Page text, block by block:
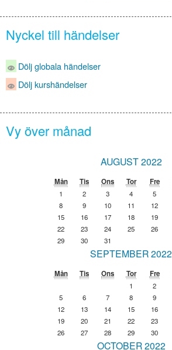
Nyckel till händelser
Dölj globala händelser
Dölj kurshändelser
Vy över månad
AUGUST 2022
Mån Tis Ons Tor Fre
1 2 3 4 5
8
9 10 11 12
15
16 17 18 19
22
23 24 25 26
29
30 31
SEPTEMBER 2022
Mån Tis Ons Tor Fre
1 2
5
6 7 8 9
12
13 14 15 16
19
20 21 22 23
26
27 28 29 30
OCTOBER 2022